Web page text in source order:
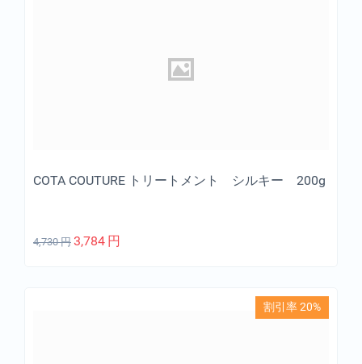
COTA COUTURE トリートメント シルキー 200g
4,730 円 3,784 円
割引率 20%